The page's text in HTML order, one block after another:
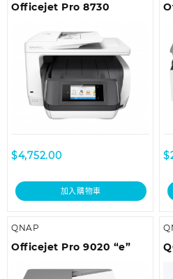
Officejet Pro 8730
$4,752.00
加入購物車
$
QNAP
Officejet Pro 9020 “e”